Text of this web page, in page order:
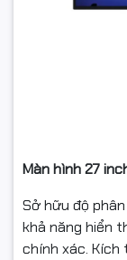
Màn hình 27
Sở hữu độ phân
khả năng hiển
chính xác. Kích